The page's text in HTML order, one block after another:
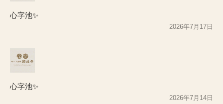
心字池✨
2026年7月17日
心字池✨
2026年7月14日